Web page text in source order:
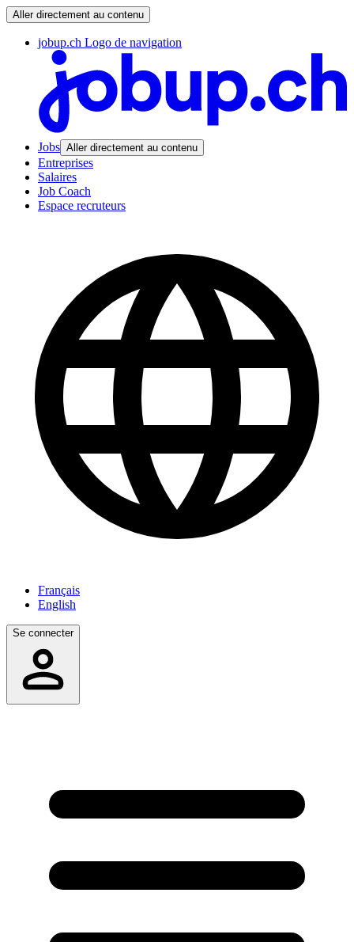
Aller directement au contenu
jobup.ch Logo de navigation
Jobs Aller directement au contenu
Entreprises
Salaires
Job Coach
Espace recruteurs
Français
English
Se connecter